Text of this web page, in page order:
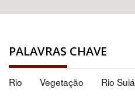
PALAVRAS CHAVE
Rio Vegetação Rio Suiá